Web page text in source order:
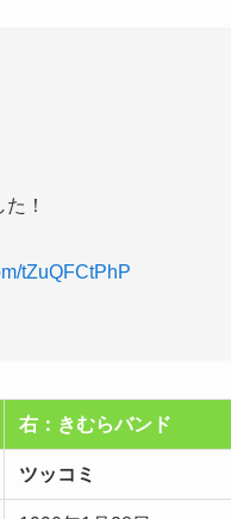
！
tZuQFCtPhP
右：きむらバンド
ツッコミ